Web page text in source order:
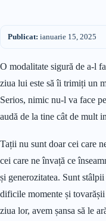
Publicat: ianuarie 15, 2025
O modalitate sigură de a-l
ziua lui este să îi trimiți un
Serios, nimic nu-l va face
audă de la tine cât de mult
Tații nu sunt doar cei care
cei care ne învață ce
și generozitatea. Sunt
dificile momente și
ziua lor, avem șansa să le